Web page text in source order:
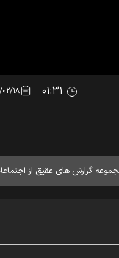
۱۴۰۵/
گزارش های عقیق از